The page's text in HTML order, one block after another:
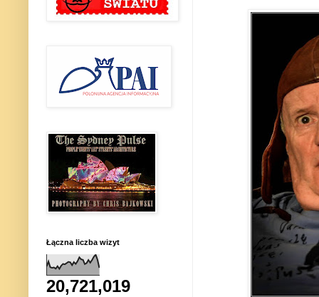
Łączna liczba wizyt
20,721,019